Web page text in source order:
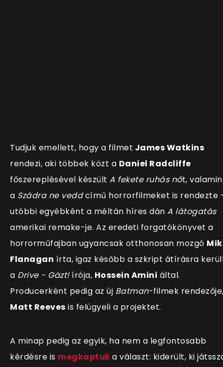
Tudjuk emellett, hogy a filmet James Watkins
rendezi, aki többek közt a Daniel Radcliffe
főszereplésével készült A fekete ruhás nőt,
a Szádra ne veddcímű horrorfilmeket is rendezte
utóbbi egyébként a méltán híres dán A látogatás
amerikai remake-je. Az eredeti forgatókönyvet a
horrorműfajban ugyancsak otthonosan mozgó
Flanagan írta, igaz később a szkript átírásra
a Drive - Gázt!írója, Hossein Amini által.
Producerként pedig az új Batman-filmek
Matt Reeves is felügyeli a projektet.
A minap pedig az egyik, ha nem a legfontosabb
kérdésre is megkaptuka választ: kiderült, ki